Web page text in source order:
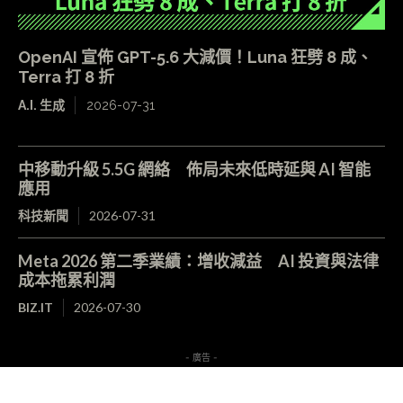
OpenAI 宣佈 GPT-5.6 大減價！Luna 狂劈 8 成、
Terra 打 8 折
A.I. 生成 2026-07-31
中移動升級 5.5G 網絡 佈局未來低時延與 AI 智能
應用
科技新聞 2026-07-31
Meta 2026 第二季業績：增收減益 AI 投資與法律
成本拖累利潤
BIZ.IT 2026-07-30
- 廣告 -